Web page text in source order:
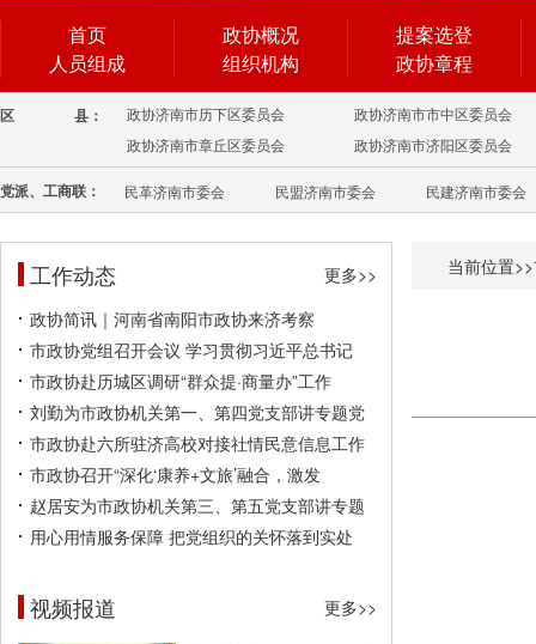
首页
人员组成
政协概况
组织机构
提案选登
政协章程
区 县： 政协济南市历下区委员会
政协济南市市中区委员会
政协济南市章丘区委员会
政协济南市济阳区委员会
党派、工商联： 民革济南市委会 民盟济南市委会 民建济南市委会
工作动态
更多>>
政协简讯｜河南省南阳市政协来济考察
市政协党组召开会议 学习贯彻习近平总书记
市政协赴历城区调研“群众提·商量办”工作
刘勤为市政协机关第一、第四党支部讲专题党
市政协赴六所驻济高校对接社情民意信息工作
市政协召开“深化‘康养+文旅’融合，激发
赵居安为市政协机关第三、第五党支部讲专题
用心用情服务保障 把党组织的关怀落到实处
视频报道 更多>>
当前位置>>